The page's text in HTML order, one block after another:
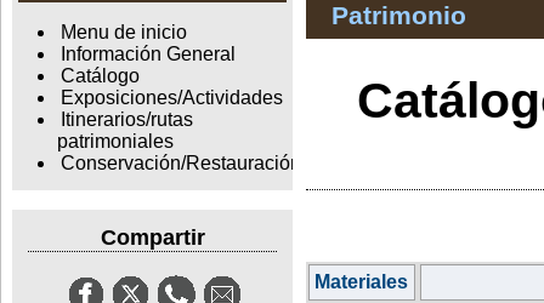
Menu de inicio
Información General
Catálogo
Exposiciones/Actividades
Itinerarios/rutas
patrimoniales
Conservación/Restauración
Compartir
Patrimonio
Materiales